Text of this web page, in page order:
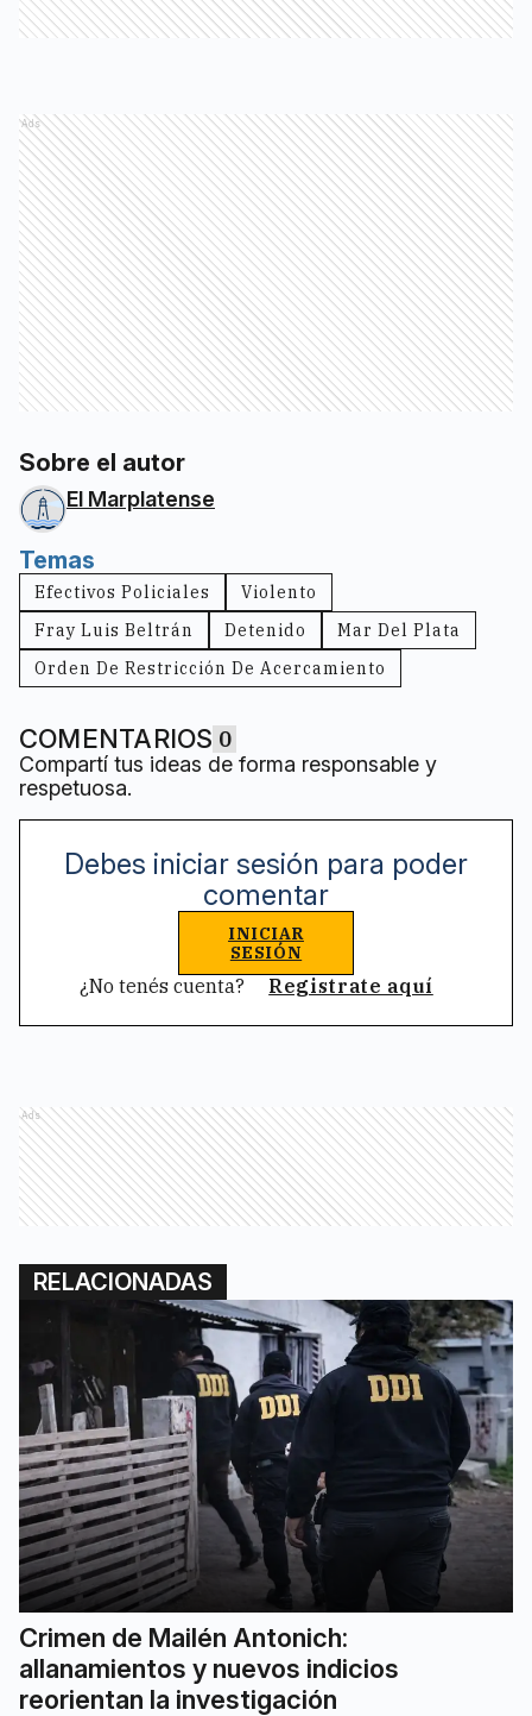
Ads
Sobre el autor
El Marplatense
Temas
Efectivos Policiales
Violento
Fray Luis Beltrán
Detenido
Mar Del Plata
Orden De Restricción De Acercamiento
COMENTARIOS 0
Compartí tus ideas de forma responsable y
respetuosa.
Debes iniciar sesión para poder
comentar
INICIAR
SESIÓN
¿No tenés cuenta? Registrate aquí
Ads
RELACIONADAS
Crimen de Mailén Antonich:
allanamientos y nuevos indicios
reorientan la investigación